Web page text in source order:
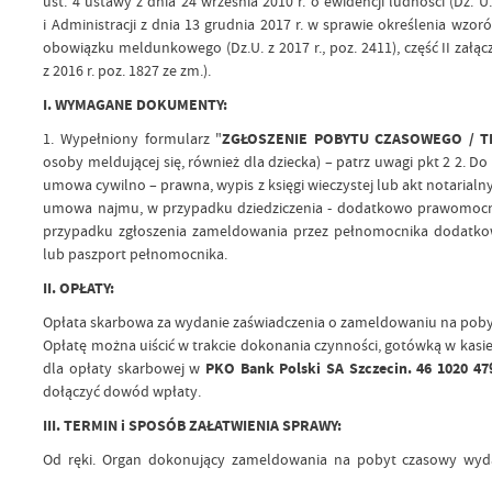
i Administracji z dnia 13 grudnia 2017 r. w sprawie określenia
obowiązku meldunkowego (Dz.U. z 2017 r., poz. 2411), część II
z 2016 r. poz. 1827 ze zm.).
I. WYMAGANE DOKUMENTY:
1. Wypełniony formularz "ZGŁOSZENIE POBYTU CZASOWEGO /
osoby meldującej się, również dla dziecka) – patrz uwagi pkt 2 2.
umowa cywilno – prawna, wypis z księgi wieczystej lub akt
umowa najmu, w przypadku dziedziczenia - dodatkowo
przypadku zgłoszenia zameldowania przez pełnomocnika
lub paszport pełnomocnika.
II. OPŁATY:
Opłata skarbowa za wydanie zaświadczenia o zameldowaniu na
Opłatę można uiścić w trakcie dokonania czynności, gotówką w
dla opłaty skarbowej w PKO Bank Polski SA Szczecin. 46 1020
dołączyć dowód wpłaty.
III. TERMIN i SPOSÓB ZAŁATWIENIA SPRAWY:
Od ręki. Organ dokonujący zameldowania na pobyt czasowy